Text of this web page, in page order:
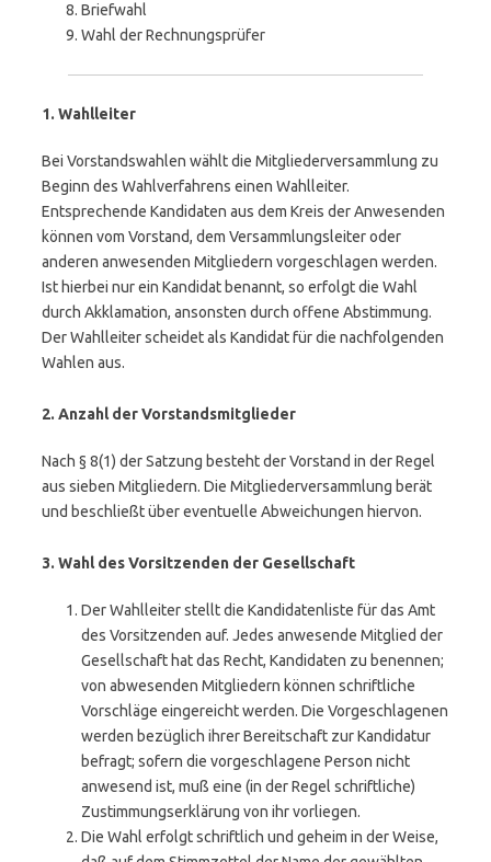
Briefwahl
Wahl der Rechnungsprüfer
1. Wahlleiter
Bei Vorstandswahlen wählt die Mitgliederversammlung zu
Beginn des Wahlverfahrens einen Wahlleiter.
Entsprechende Kandidaten aus dem Kreis der Anwesenden
können vom Vorstand, dem Versammlungsleiter oder
anderen anwesenden Mitgliedern vorgeschlagen werden.
Ist hierbei nur ein Kandidat benannt, so erfolgt die Wahl
durch Akklamation, ansonsten durch offene Abstimmung.
Der Wahlleiter scheidet als Kandidat für die nachfolgenden
Wahlen aus.
2. Anzahl der Vorstandsmitglieder
Nach § 8(1) der Satzung besteht der Vorstand in der Regel
aus sieben Mitgliedern. Die Mitgliederversammlung berät
und beschließt über eventuelle Abweichungen hiervon.
3. Wahl des Vorsitzenden der Gesellschaft
Der Wahlleiter stellt die Kandidatenliste für das Amt
des Vorsitzenden auf. Jedes anwesende Mitglied der
Gesellschaft hat das Recht, Kandidaten zu benennen;
von abwesenden Mitgliedern können schriftliche
Vorschläge eingereicht werden. Die Vorgeschlagenen
werden bezüglich ihrer Bereitschaft zur Kandidatur
befragt; sofern die vorgeschlagene Person nicht
anwesend ist, muß eine (in der Regel schriftliche)
Zustimmungserklärung von ihr vorliegen.
Die Wahl erfolgt schriftlich und geheim in der Weise,